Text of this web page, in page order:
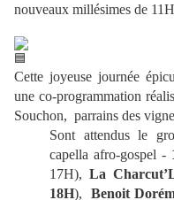
nouveaux millésimes de
Cette joyeuse journée
une co-programmation
Souchon, parrains des
Sont attendus le
capella afro-gospel -
17H),La
18H), Benoit